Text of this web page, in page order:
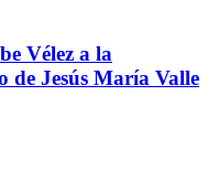
Vélez a la
de Jesús María Valle